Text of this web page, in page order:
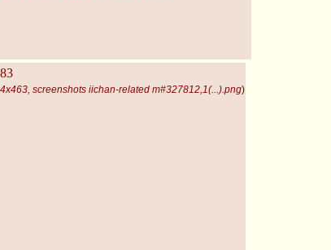
screenshots iichan-related m#327812,1(...).png)